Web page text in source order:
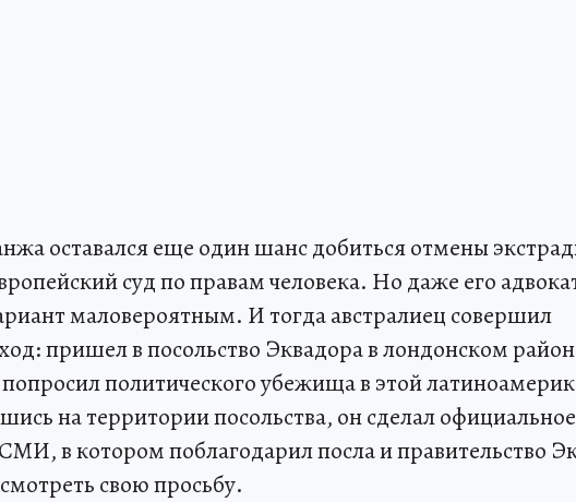
оставался еще один шанс добиться отмены
суд по правам человека. Но даже его
маловероятным. И тогда австралиец совершил
пришел в посольство Эквадора в лондонском
политического убежища в этой
на территории посольства, он сделал официальное
в котором поблагодарил посла и правительство
свою просьбу.